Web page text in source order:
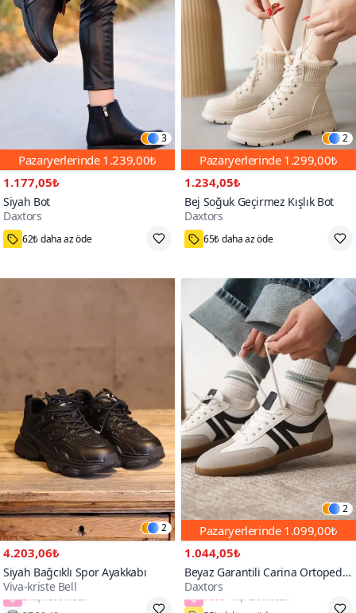
3
Pazaryerlerinde 1.239,00₺
1.177,05₺
Siyah Bot
Daxtors
27000+
62₺ daha az öde
2
Pazaryerlerinde 1.299,00₺
1.234,05₺
Bej Soğuk Geçirmez Kışlık Bot
Daxtors
4000+
65₺ daha az öde
2
4.203,06₺
Siyah Bağcıklı Spor Ayakkabı
Viva-kriste Bell
2
2
Pazaryerlerinde 1.099,00₺
1.044,05₺
Beyaz Garantili Carina Ortopedik
Sneaker Spor Ayakkabı
Daxtors
7000+
55₺ daha az öde